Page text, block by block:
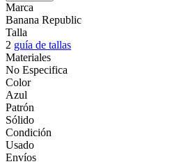
Marca
Banana Republic
Talla
2 guía de tallas
Materiales
No Especifica
Color
Azul
Patrón
Sólido
Condición
Usado
Envíos